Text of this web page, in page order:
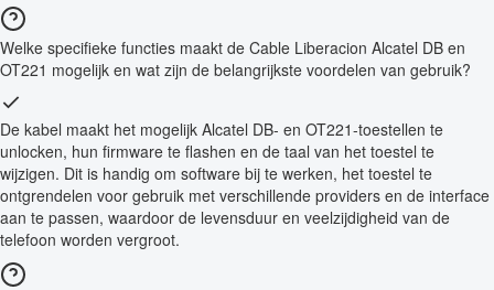
Welke specifieke functies maakt de Cable Liberacion Alcatel DB en
OT221 mogelijk en wat zijn de belangrijkste voordelen van gebruik?
De kabel maakt het mogelijk Alcatel DB- en OT221-toestellen te
unlocken, hun firmware te flashen en de taal van het toestel te
wijzigen. Dit is handig om software bij te werken, het toestel te
ontgrendelen voor gebruik met verschillende providers en de interface
aan te passen, waardoor de levensduur en veelzijdigheid van de
telefoon worden vergroot.